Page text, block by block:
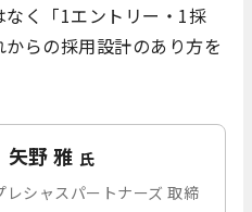
く「1エントリー・1採
らの採用設計のあり方を
矢野 雅 氏
レシャスパートナーズ 取締